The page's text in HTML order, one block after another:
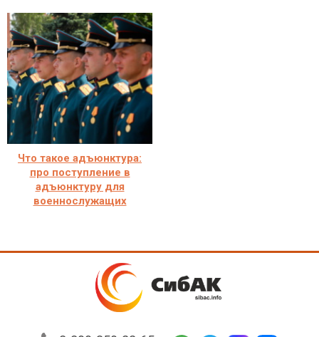
Что такое адъюнктура:
про поступление в
адъюнктуру для
военнослужащих